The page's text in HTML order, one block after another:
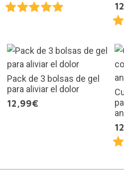
Pack de 3 bolsas de gel
para aliviar el dolor
12,99€